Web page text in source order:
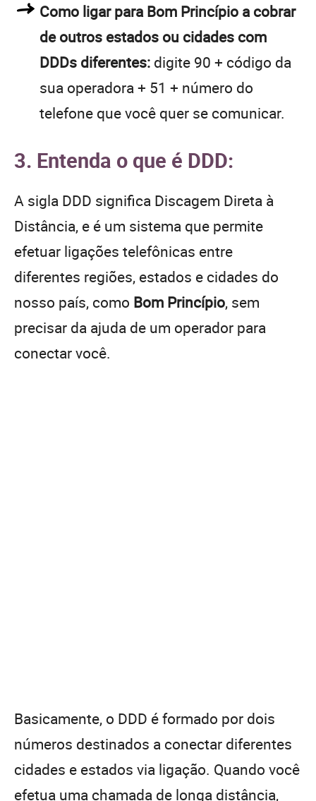
Como ligar para Bom Princípio a cobrar
de outros estados ou cidades com
DDDs diferentes: digite 90 + código da
sua operadora + 51 + número do
telefone que você quer se comunicar.
3. Entenda o que é DDD:
A sigla DDD significa Discagem Direta à
Distância, e é um sistema que permite
efetuar ligações telefônicas entre
diferentes regiões, estados e cidades do
nosso país, como Bom Princípio, sem
precisar da ajuda de um operador para
conectar você.
Basicamente, o DDD é formado por dois
números destinados a conectar diferentes
cidades e estados via ligação. Quando você
efetua uma chamada de longa distância,